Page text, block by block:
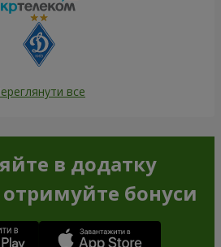
все
в додатку
отримуйте бонуси